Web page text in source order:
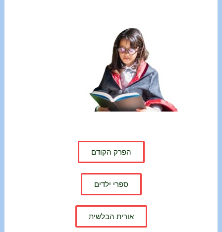
הפרק הקודם
ספרי ילדים
אורית הבלשית